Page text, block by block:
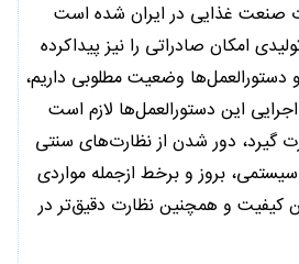
صنعت غذایی در ایران شده است
امکان صادراتی را نیز پیداکرده
وضعیت مطلوبی داریم،
این دستورالعمل‌ها لازم است
گیرد، دور شدن از نظارت‌های سنتی
بروز و برخط ازجمله مواردی
کیفیت و همچنین نظارت دقیق‌تر در